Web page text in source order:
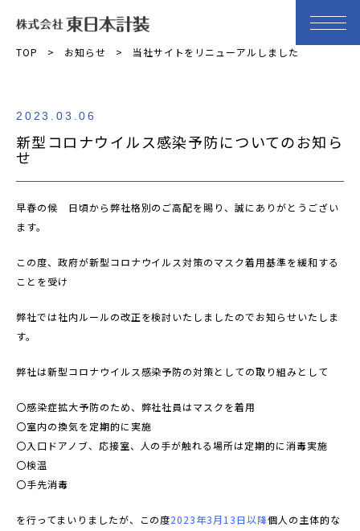
TOP お知らせ 当社サイトをリニューアルしました
2023.03.06
新型コロナウイルス感染予防についてのお知ら
せ
早春の候 日頃から弊社格別のご高配を賜り、誠にありがとうござい
ます。
この度、政府が新型コロナウイルス対策のマスク着用基準を緩和する
ことを受け
弊社では社内ルールの改正を検討いたしましたのでお知らせいたしま
す。
弊社は新型コロナウイルス感染予防の対策としての取り組みとして
〇感染症拡大予防のため、弊社社員はマスクを着用
〇室内の換気を定期的に実施
〇入口ドアノブ、応接室、人の手が触れる場所は定期的に消毒実施
〇検温
〇手先消毒
を行ってまいりましたが、この度2023年3月13日以降個人の主体的な